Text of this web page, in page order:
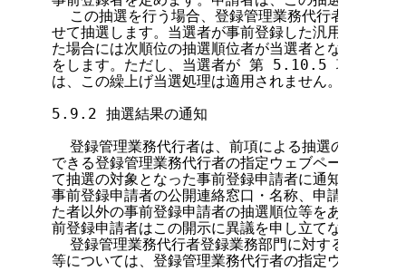
この抽選を行う場合、登録管理業務代行者は、当
せて抽選します。当選者が事前登録した汎用 JP ド
た場合には次順位の抽選順位者が当選者となり、以
をします。ただし、当選者が 第 5.10.5 項 によっ
は、この繰上げ当選処理は適用されません。
5.9.2 抽選結果の通知
登録管理業務代行者は、前項による抽選の結果を
できる登録管理業務代行者の指定ウェブページに掲
て抽選の対象となった事前登録申請者に通知します
事前登録申請者の公開連絡窓口・名称、申請区分お
た者以外の事前登録申請者の抽選順位等をあわせて
前登録申請者はこの開示に異議を申し立てないものと
登録管理業務代行者登録業務部門に対する申請の
等については、登録管理業務代行者の指定ウェブペー